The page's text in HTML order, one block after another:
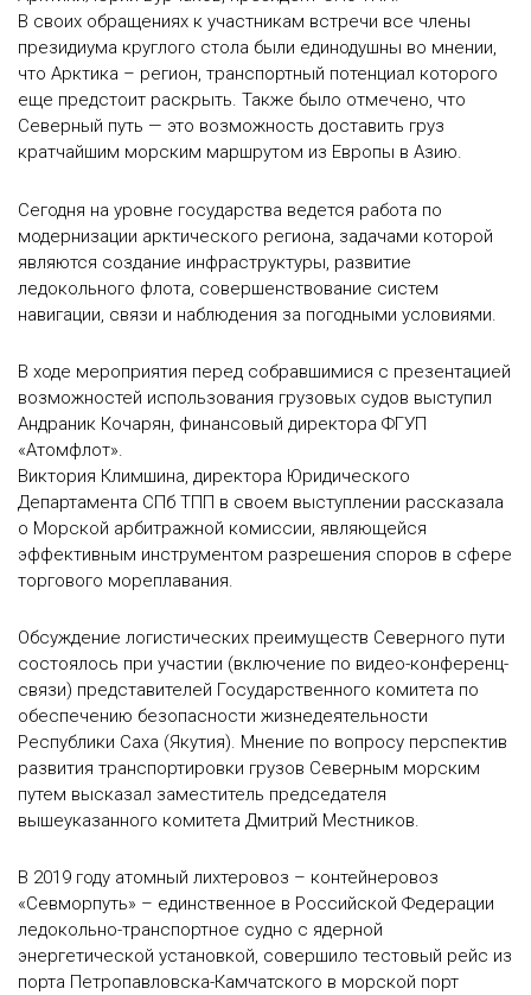
В своих обращениях к участникам встречи все члены
президиума круглого стола были единодушны во мнении,
что Арктика – регион, транспортный потенциал которого
еще предстоит раскрыть. Также было отмечено, что
Северный путь — это возможность доставить груз
кратчайшим морским маршрутом из Европы в Азию.
Сегодня на уровне государства ведется работа по
модернизации арктического региона, задачами которой
являются создание инфраструктуры, развитие
ледокольного флота, совершенствование систем
навигации, связи и наблюдения за погодными условиями.
В ходе мероприятия перед собравшимися с презентацией
возможностей использования грузовых судов выступил
Андраник Кочарян, финансовый директора ФГУП
«Атомфлот».
Виктория Климшина, директора Юридического
Департамента СПб ТПП в своем выступлении рассказала
о Морской арбитражной комиссии, являющейся
эффективным инструментом разрешения споров в сфере
торгового мореплавания.
Обсуждение логистических преимуществ Северного пути
состоялось при участии (включение по видео-конференц-
связи) представителей Государственного комитета по
обеспечению безопасности жизнедеятельности
Республики Саха (Якутия). Мнение по вопросу перспектив
развития транспортировки грузов Северным морским
путем высказал заместитель председателя
вышеуказанного комитета Дмитрий Местников.
В 2019 году атомный лихтеровоз – контейнеровоз
«Севморпуть» – единственное в Российской Федерации
ледокольно-транспортное судно с ядерной
энергетической установкой, совершило тестовый рейс из
порта Петропавловска-Камчатского в морской порт